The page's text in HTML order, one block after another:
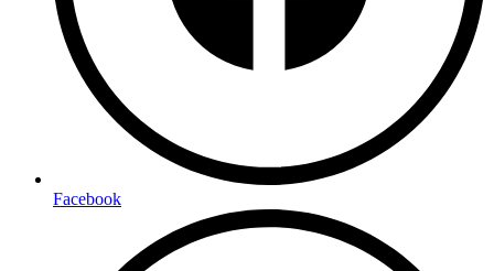
Facebook